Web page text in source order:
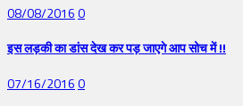
08/08/20160
इस लड़की का डांस देख कर पड़ जाएगे आप सोच में !!
07/16/20160